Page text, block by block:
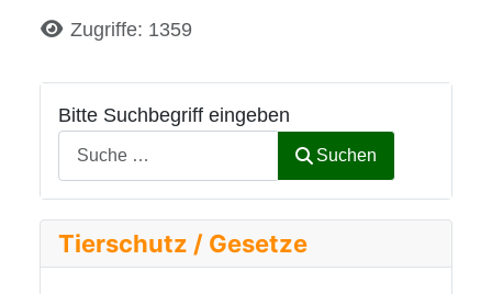
Bitte Suchbegriff eingeben
Suchen
Tierschutz / Gesetze
DetailsZugriffe: 1359